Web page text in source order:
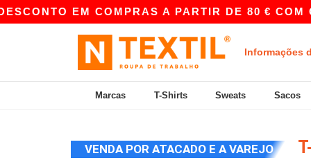
COMPRAS A PARTIR DE 80 € COM O
Informações
Marcas T-Shirts Sweats Sacos
VENDA POR ATACADO E A VAREJO